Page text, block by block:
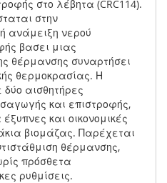
στο λέβητα (CRC114).
στην
ανάμειξη νερού
βασει μιας
θέρμανσης συναρτήσει
θερμοκρασίας. Η
δύο αισθητήρες
και επιστροφής,
και οικονομικές
βιομάζας. Παρέχεται
θέρμανσης,
πρόσθετα
ρυθμίσεις.